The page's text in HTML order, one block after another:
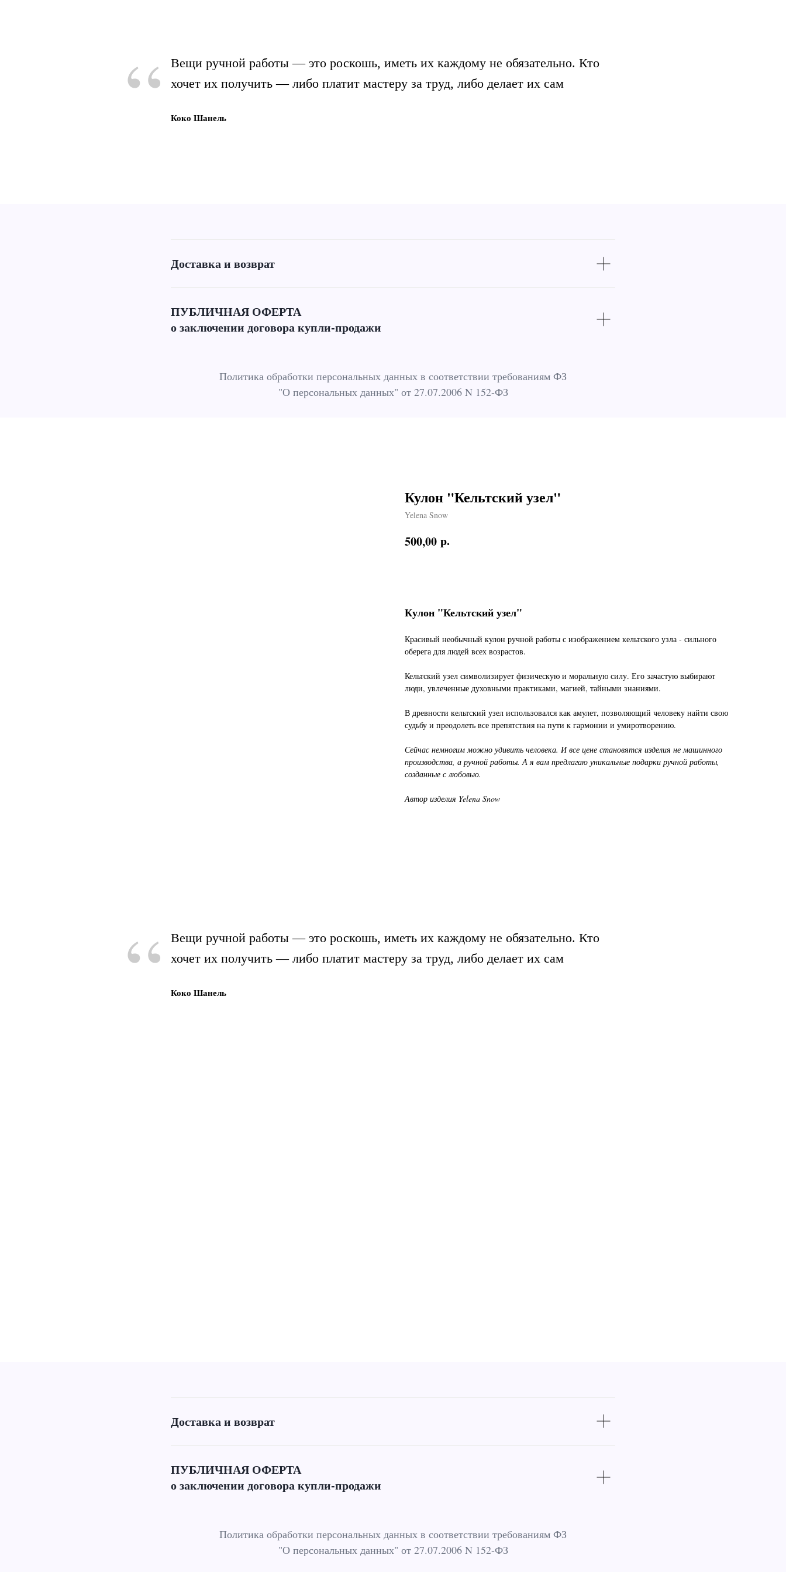
“
Вещи ручной работы — это роскошь, иметь их каждому не обязательно. Кто
хочет их получить — либо платит мастеру за труд, либо делает их сам
Коко Шанель
Доставка и возврат
ПУБЛИЧНАЯ ОФЕРТА
о заключении договора купли-продажи
Политика обработки персональных данных в соответствии требованиям ФЗ
"О персональных данных" от 27.07.2006 N 152-ФЗ
Кулон "Кельтский узел"
Yelena Snow
500,00 р.
Кулон "Кельтский узел"
Красивый необычный кулон ручной работы с изображением кельтского узла - сильного
оберега для людей всех возрастов.
Кельтский узел символизирует физическую и моральную силу. Его зачастую выбирают
люди, увлеченные духовными практиками, магией, тайными знаниями.
В древности кельтский узел использовался как амулет, позволяющий человеку найти свою
судьбу и преодолеть все препятствия на пути к гармонии и умиротворению.
Сейчас немногим можно удивить человека. И все цене становятся изделия не машинного
производства, а ручной работы. А я вам предлагаю уникальные подарки ручной работы,
созданные с любовью.
Автор изделия Yelena Snow
“
Вещи ручной работы — это роскошь, иметь их каждому не обязательно. Кто
хочет их получить — либо платит мастеру за труд, либо делает их сам
Коко Шанель
Доставка и возврат
ПУБЛИЧНАЯ ОФЕРТА
о заключении договора купли-продажи
Политика обработки персональных данных в соответствии требованиям ФЗ
"О персональных данных" от 27.07.2006 N 152-ФЗ